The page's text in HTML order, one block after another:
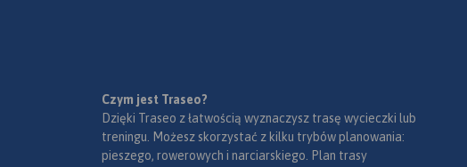
Czym jest Traseo?
Dzięki Traseo z łatwością wyznaczysz trasę wycieczki lub
treningu. Możesz skorzystać z kilku trybów planowania:
pieszego, rowerowych i narciarskiego. Plan trasy